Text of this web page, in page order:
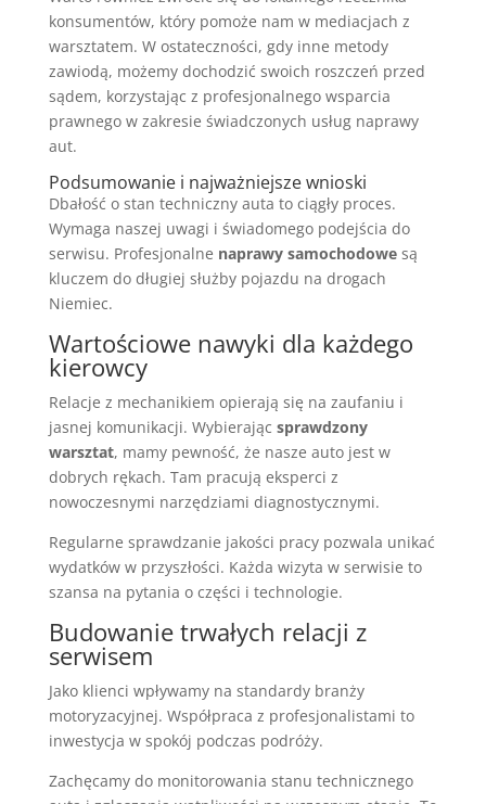
konsumentów, który pomoże nam w mediacjach z
warsztatem. W ostateczności, gdy inne metody
zawiodą, możemy dochodzić swoich roszczeń przed
sądem, korzystając z profesjonalnego wsparcia
prawnego w zakresie świadczonych usług naprawy
aut.
Podsumowanie i najważniejsze wnioski
Dbałość o stan techniczny auta to ciągły proces.
Wymaga naszej uwagi i świadomego podejścia do
serwisu. Profesjonalne naprawy samochodowesą
kluczem do długiej służby pojazdu na drogach
Niemiec.
Wartościowe nawyki dla każdego
kierowcy
Relacje z mechanikiem opierają się na zaufaniu i
jasnej komunikacji. Wybierając sprawdzony
warsztat, mamy pewność, że nasze auto jest w
dobrych rękach. Tam pracują eksperci z
nowoczesnymi narzędziami diagnostycznymi.
Regularne sprawdzanie jakości pracy pozwala unikać
wydatków w przyszłości. Każda wizyta w serwisie to
szansa na pytania o części i technologie.
Budowanie trwałych relacji z
serwisem
Jako klienci wpływamy na standardy branży
motoryzacyjnej. Współpraca z profesjonalistami to
inwestycja w spokój podczas podróży.
Zachęcamy do monitorowania stanu technicznego